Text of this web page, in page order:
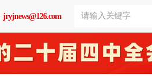
jryjnews@126.com